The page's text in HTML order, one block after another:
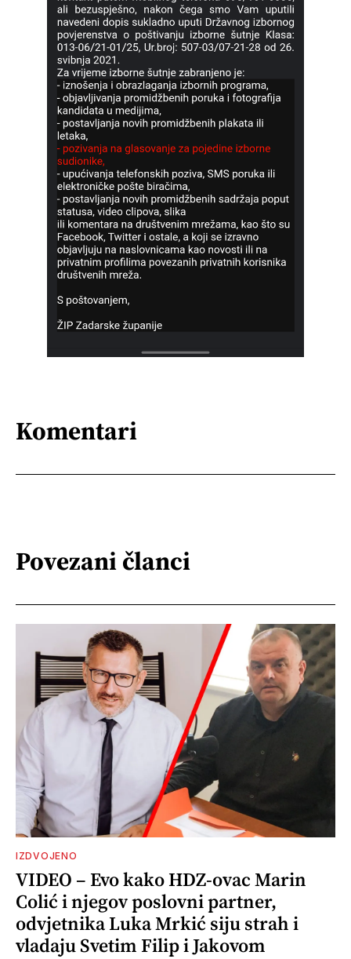
Komentari
Povezani članci
IZDVOJENO
VIDEO – Evo kako HDZ-ovac Marin
Colić i njegov poslovni partner,
odvjetnika Luka Mrkić siju strah i
vladaju Svetim Filip i Jakovom